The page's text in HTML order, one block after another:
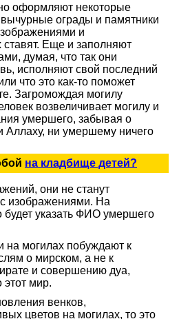
оформляют некоторые
ограды и памятники
и
Еще и заполняют
думая, что так они
исполняют свой последний
что это как-то поможет
Загромождая могилу
возвеличивает могилу и
умершего, забывая о
Аллаху, ни умершему ничего
на кладбище детей?
они не станут
изображениями. На
будет указать ФИО умершего
на могилах побуждают к
о мирском, а не к
и совершению дуа,
мир.
венков,
цветов на могилах, то это